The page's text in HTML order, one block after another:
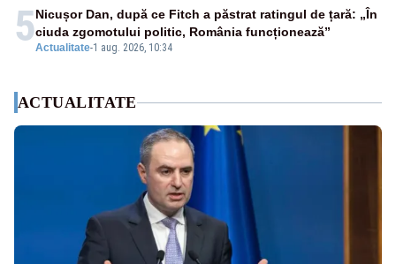
5Actualitate-1 aug. 2026, 10:34
Nicușor Dan, după ce Fitch a păstrat ratingul de țară: „În
ciuda zgomotului politic, România funcționează”
ACTUALITATE